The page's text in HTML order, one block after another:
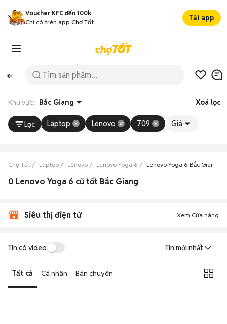
Voucher KFC đến 100k
Chỉ có trên app Chợ Tốt
Tải app
Khu vực: Bắc Giang Xoá lọc
Lọc Laptop Lenovo 709 Giá
Chợ Tốt Laptop Lenovo Lenovo Yoga 6 Lenovo Yoga 6 Bắc Giang
0 Lenovo Yoga 6 cũ tốt Bắc Giang
Siêu thị điện tử Xem Cửa hàng
Tin có video Tin mới nhất
Tất cả Cá nhân Bán chuyên